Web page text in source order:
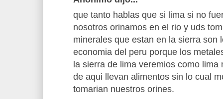
que tanto hablas que si lima si no
nosotros orinamos en el rio y uds
minerales que estan en la sierra son
economia del peru porque los
la sierra de lima veremios como
de aqui llevan alimentos sin lo cual
tomarian nuestros orines.